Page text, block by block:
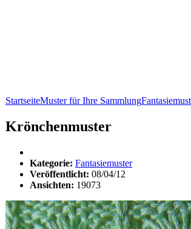
StartseiteMuster für Ihre Sammlung
Krönchenmuster
Kategorie: Fantasiemuster
Veröffentlicht: 08/04/12
Ansichten: 19073